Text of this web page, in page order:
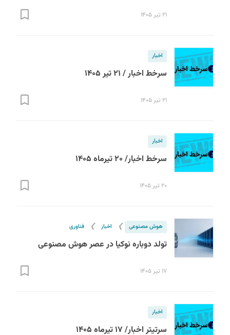
۲۱ تیر ۱۴۰۵
اخبار
سرخط اخبار / ۲۱ تیر ۱۴۰۵
۲۱ تیر ۱۴۰۵
اخبار
سرخط اخبار/ ۲۰ تیرماه ۱۴۰۵
۲۰ تیر ۱۴۰۵
هوش مصنوعی ❯ اخبار ❯ فناوری
تولد دوباره نوکیا در عصر هوش مصنوعی
۱۷ تیر ۱۴۰۵
اخبار
سرتیتر اخبار/ ۱۷ تیرماه ۱۴۰۵